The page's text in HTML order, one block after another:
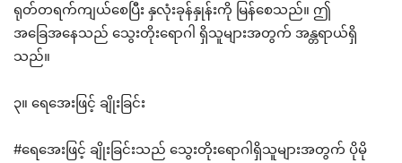
ရုတ်တရက်ကျယ်စေပြီး နှလုံးခုန်နှုန်းကို မြန်စေသည်။ ဤ
အခြေအနေသည် သွေးတိုးရောဂါ ရှိသူများအတွက် အန္တရာယ်ရှိ
သည်။
၃။ ရေအေးဖြင့် ချိုးခြင်း
#ရေအေးဖြင့် ချိုးခြင်းသည် သွေးတိုးရောဂါရှိသူများအတွက် ပိုမို